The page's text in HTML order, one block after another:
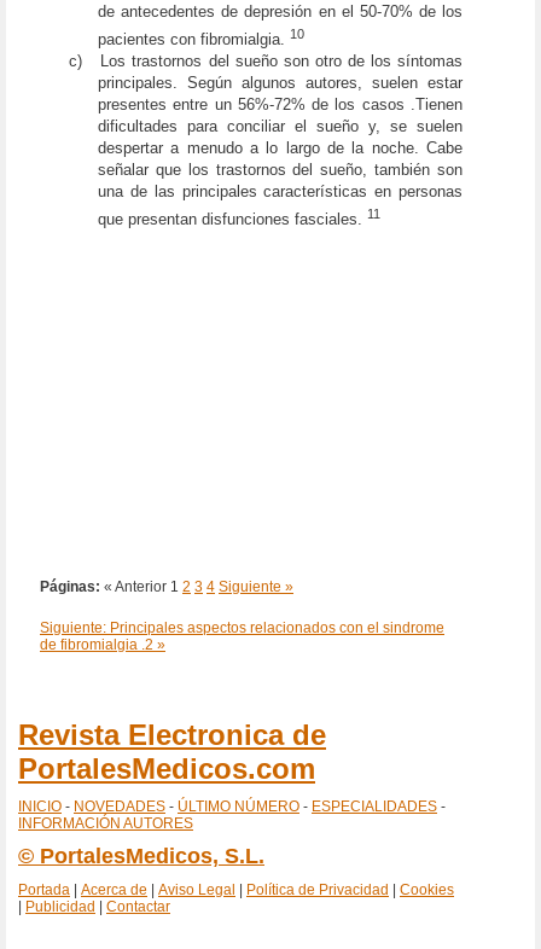
de antecedentes de depresión en el 50-70% de los
pacientes con fibromialgia.
10
c)
Los trastornos del sueño son otro de los síntomas
principales. Según algunos autores, suelen estar
presentes entre un 56%-72% de los casos .Tienen
dificultades para conciliar el sueño y, se suelen
despertar a menudo a lo largo de la noche. Cabe
señalar que los trastornos del sueño, también son
una de las principales características en personas
que presentan disfunciones fasciales. 11
Páginas: « Anterior 1 2 3 4 Siguiente »
Siguiente: Principales aspectos relacionados con el sindrome
de fibromialgia .2 »
Revista Electronica de
PortalesMedicos.com
INICIO - NOVEDADES - ÚLTIMO NÚMERO - ESPECIALIDADES -
INFORMACIÓN AUTORES
© PortalesMedicos, S.L.
Portada Acerca de Aviso Legal Política de Privacidad
Cookies
Publicidad Contactar